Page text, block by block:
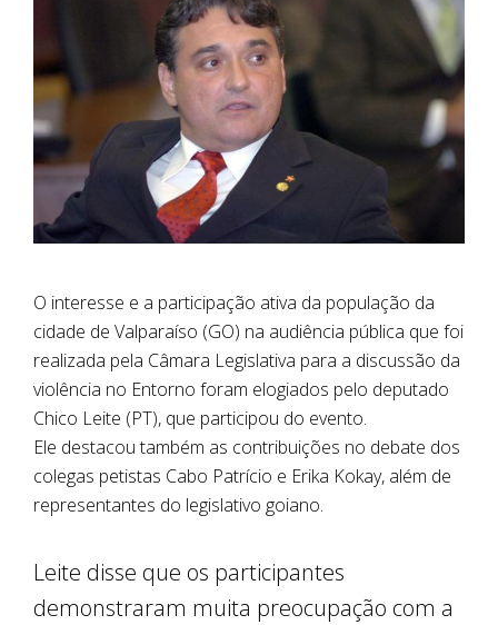
O interesse e a participação ativa da população da
cidade de Valparaíso (GO) na audiência pública que foi
realizada pela Câmara Legislativa para a discussão da
violência no Entorno foram elogiados pelo deputado
Chico Leite (PT), que participou do evento.
Ele destacou também as contribuições no debate dos
colegas petistas Cabo Patrício e Erika Kokay, além de
representantes do legislativo goiano.
Leite disse que os participantes
demonstraram muita preocupação com a